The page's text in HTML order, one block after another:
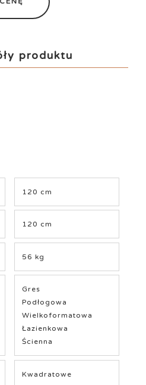
produktu
120 cm
120 cm
56 kg
Gres
Podłogowa
Wielkoformatowa
Łazienkowa
Ścienna
Kwadratowe